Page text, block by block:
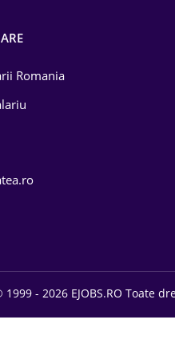
Romania
1999 - 2026 EJOBS.RO Toate